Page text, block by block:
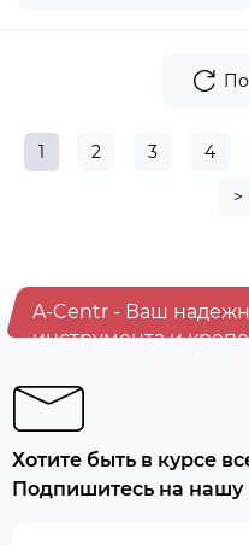
1 2 3 4
>
A-Centr - Ваш
инструмента и
Хотите быть в курсе
Подпишитесь на нашу